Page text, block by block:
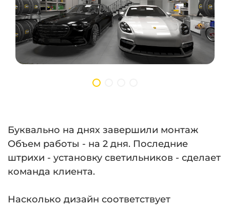
Буквально на днях завершили монтаж
Объем работы - на 2 дня. Последние
штрихи - установку светильников - сделает
команда клиента.
Насколько дизайн соответствует